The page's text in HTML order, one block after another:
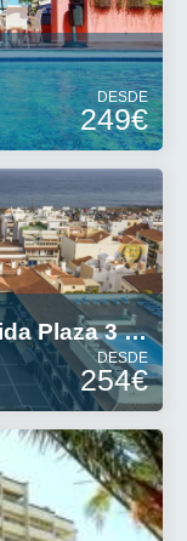
DESDE
249€
Apartamentos Be Smart Florida Plaza 3 Estrellas
DESDE
254€